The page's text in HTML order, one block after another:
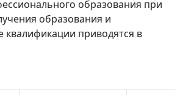
образования при
образования и
квалификации приводятся в